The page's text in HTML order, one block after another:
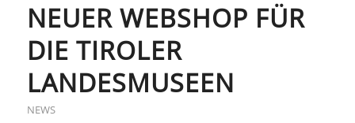
NEUER WEBSHOP FÜR
DIE TIROLER
LANDESMUSEEN
NEWS